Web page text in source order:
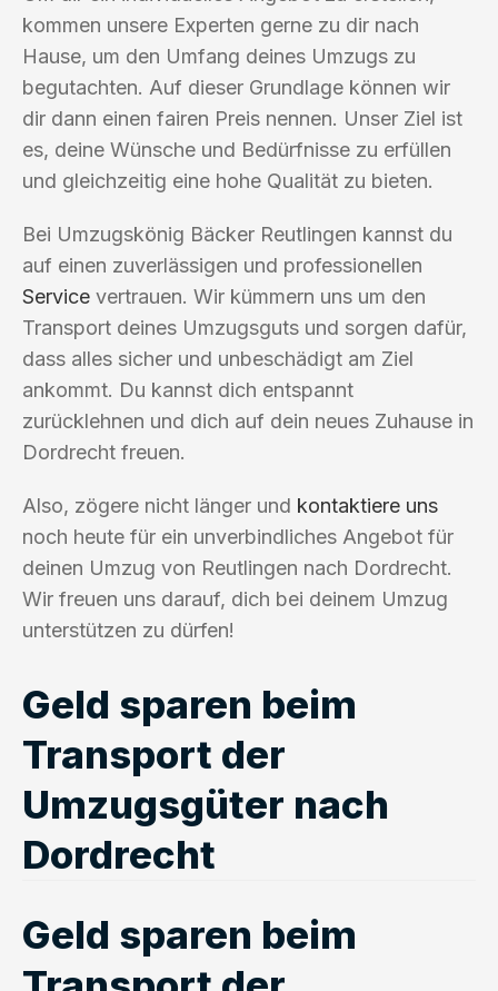
kommen unsere Experten gerne zu dir nach
Hause, um den Umfang deines Umzugs zu
begutachten. Auf dieser Grundlage können wir
dir dann einen fairen Preis nennen. Unser Ziel ist
es, deine Wünsche und Bedürfnisse zu erfüllen
und gleichzeitig eine hohe Qualität zu bieten.
Bei Umzugskönig Bäcker Reutlingen kannst du
auf einen zuverlässigen und professionellen
Service vertrauen. Wir kümmern uns um den
Transport deines Umzugsguts und sorgen dafür,
dass alles sicher und unbeschädigt am Ziel
ankommt. Du kannst dich entspannt
zurücklehnen und dich auf dein neues Zuhause in
Dordrecht freuen.
Also, zögere nicht länger und kontaktiere uns
noch heute für ein unverbindliches Angebot für
deinen Umzug von Reutlingen nach Dordrecht.
Wir freuen uns darauf, dich bei deinem Umzug
unterstützen zu dürfen!
Geld sparen beim
Transport der
Umzugsgüter nach
Dordrecht
Geld sparen beim